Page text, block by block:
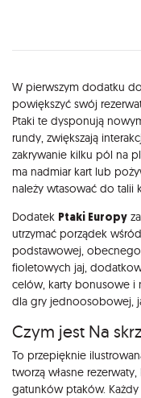
Opis
W pierwszym dodatku
powiększyć swój
Ptaki te dysponują
rundy, zwiększają
zakrywanie kilku pól na
ma nadmiar kart lub
należy wtasować do talii
Dodatek Ptaki Europy
utrzymać porządek
podstawowej, obecnego
fioletowych jaj,
celów, karty bonusowe i
dla gry jednoosobowej,
Czym jest Na
To przepięknie
tworzą własne
gatunków ptaków.